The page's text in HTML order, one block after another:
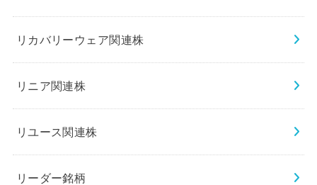
リカバリーウェア関連株
リニア関連株
リユース関連株
リーダー銘柄